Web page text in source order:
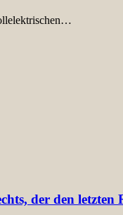
der den letzten